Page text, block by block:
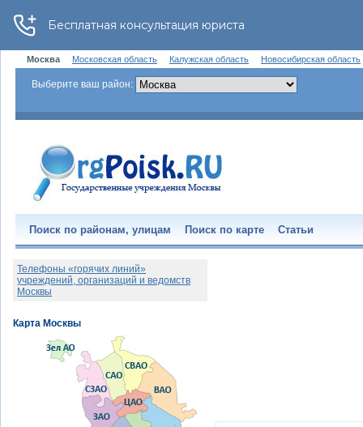
Москва Московская область Калужская область Новосибирская область
Выберите ваш район:
Поиск по районам, улицам Поиск по карте Статьи
Телефоны «горячих линий»
учреждений, организаций и ведомств
Москвы